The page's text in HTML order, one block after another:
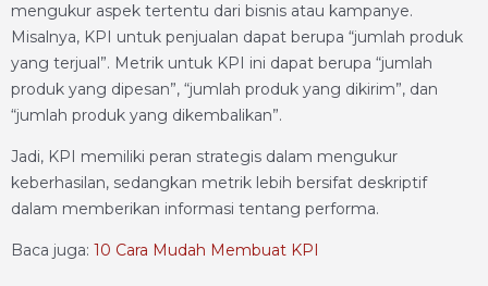
mengukur aspek tertentu dari bisnis atau kampanye.
Misalnya, KPI untuk penjualan dapat berupa “jumlah produk
yang terjual”. Metrik untuk KPI ini dapat berupa “jumlah
produk yang dipesan”, “jumlah produk yang dikirim”, dan
“jumlah produk yang dikembalikan”.
Jadi, KPI memiliki peran strategis dalam mengukur
keberhasilan, sedangkan metrik lebih bersifat deskriptif
dalam memberikan informasi tentang performa.
Baca juga: 10 Cara Mudah Membuat KPI